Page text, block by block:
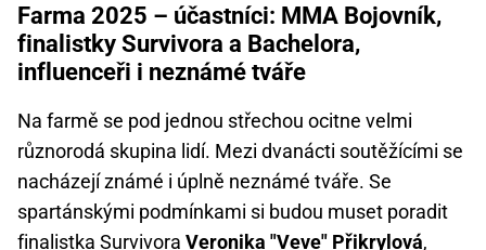
Farma 2025 – účastníci: MMA Bojovník,
finalistky Survivora a Bachelora,
influenceři i neznámé tváře
Na farmě se pod jednou střechou ocitne velmi
různorodá skupina lidí. Mezi dvanácti soutěžícími se
nacházejí známé i úplně neznámé tváře. Se
spartánskými podmínkami si budou muset poradit
finalistka Survivora Veronika "Veve" Přikrylová,